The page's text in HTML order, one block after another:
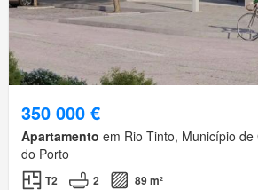
350 000 €
Apartamento em Rio Tinto, Município de
do Porto
T2 2 89 m²